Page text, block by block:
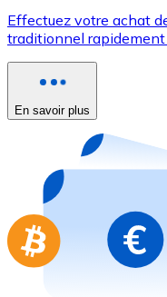
Utilisez les cartes
Acheter avec carte
Nouveau
Achetez des
Aller à la boutique
Effectuez votre achat
traditionnel rapidement
En savoir plus